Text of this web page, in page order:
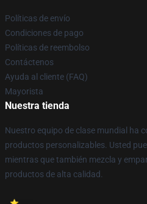
Políticas de envío
Condiciones de pago
Políticas de reembolso
Contáctenos
Ayuda al cliente (FAQ)
Mayorista
Nuestra tienda
Nuestro equipo de clase mundial ha
productos personalizables. Usted
mientras que también mezcla y
productos de alta calidad.